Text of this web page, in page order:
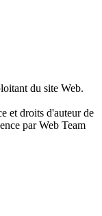
du site Web.
et droits d'auteur de
par Web Team